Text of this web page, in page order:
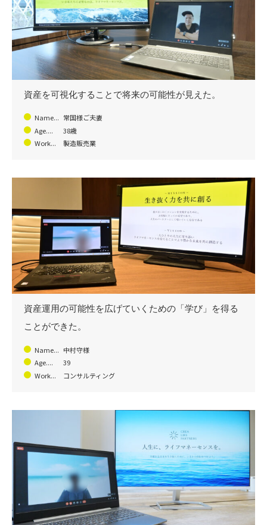
資産を可視化することで将来の可能性が見えた。
Name... 常国様ご夫妻
Age....
38歳
Work...
製造販売業
資産運用の可能性を広げていくための「学び」を得る
ことができた。
Name... 中村守様
Age....
39
Work...
コンサルティング